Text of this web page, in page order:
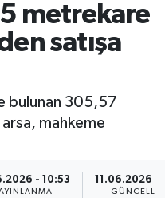
metrekare
satışa
bulunan 305,57
mahkeme
- 10:53 11.06.2026 -